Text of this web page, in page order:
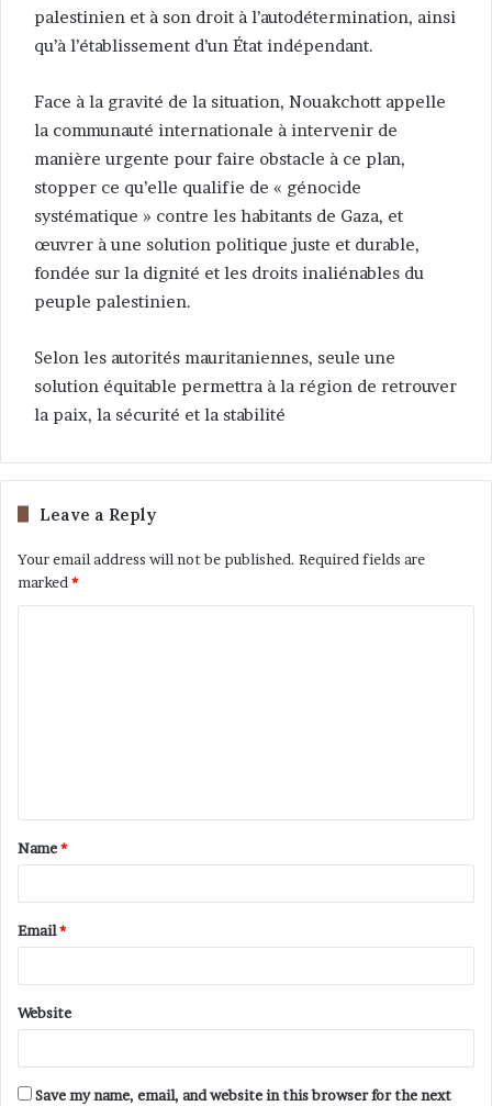
palestinien et à son droit à l’autodétermination, ainsi
qu’à l’établissement d’un État indépendant.
Face à la gravité de la situation, Nouakchott appelle
la communauté internationale à intervenir de
manière urgente pour faire obstacle à ce plan,
stopper ce qu’elle qualifie de « génocide
systématique » contre les habitants de Gaza, et
œuvrer à une solution politique juste et durable,
fondée sur la dignité et les droits inaliénables du
peuple palestinien.
Selon les autorités mauritaniennes, seule une
solution équitable permettra à la région de retrouver
la paix, la sécurité et la stabilité
Leave a Reply
Your email address will not be published. Required fields are
marked *
Name*
Email*
Website
Save my name, email, and website in this browser for the next